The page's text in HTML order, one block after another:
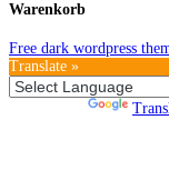
Warenkorb
Free dark wordpress
Translate »